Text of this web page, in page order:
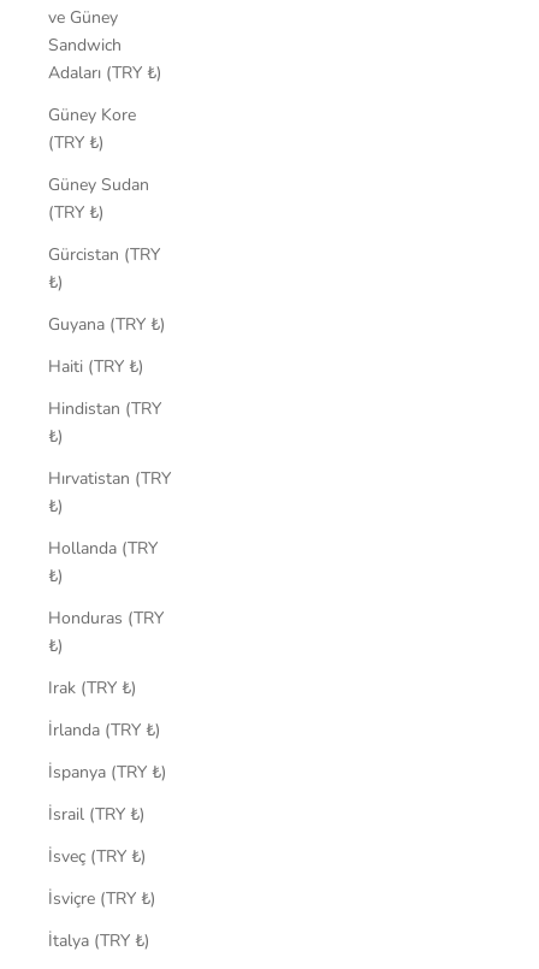
ve Güney
Sandwich
Adaları (TRY ₺)
Güney Kore
(TRY ₺)
Güney Sudan
(TRY ₺)
Gürcistan (TRY
₺)
Guyana (TRY ₺)
Haiti (TRY ₺)
Hindistan (TRY
₺)
Hırvatistan (TRY
₺)
Hollanda (TRY
₺)
Honduras (TRY
₺)
Irak (TRY ₺)
İrlanda (TRY ₺)
İspanya (TRY ₺)
İsrail (TRY ₺)
İsveç (TRY ₺)
İsviçre (TRY ₺)
İtalya (TRY ₺)